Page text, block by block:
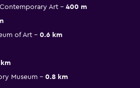
Art
400 m
of Art
0.6 km
Museum
0.8 km